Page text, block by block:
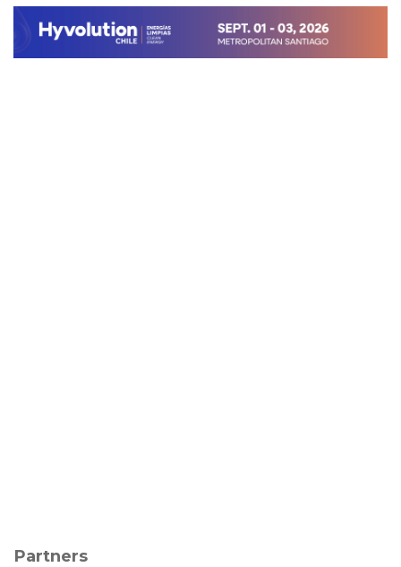
Partners